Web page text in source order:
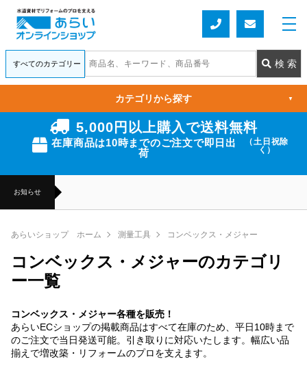
5,000円以上購入で送料無料
在庫商品は10時までのご注文で即日出
荷
（土日祝除
く）
お知らせ
カテゴリから探す ▼
あらいショップ ホーム 測量工具 コンベックス・メジャー
コンベックス・メジャーのカテゴリ
ー一覧
コンベックス・メジャー各種を販売！
あらいECショップの掲載商品はすべて在庫のため、平日10時まで
のご注文で当日発送可能。引き取りに対応いたします。幅広い品
揃えで増改築・リフォームのプロを支えます。